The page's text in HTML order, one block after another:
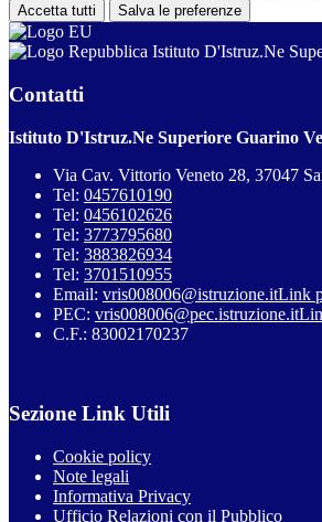
Accetta tutti Salva le preferenze
Istituto D'Istruz.Ne
Contatti
Istituto D'Istruz.Ne Superiore Guarino
Via Cav. Vittorio Veneto 28, 37047
Tel: 0457610190
Tel: 0456102626
Tel: 3773795680
Tel: 3883826934
Tel: 3701510955
Email: vris008006@istruzione.itLink
PEC: vris008006@pec.istruzione.it
C.F.: 83002170237
Sezione Link Utili
Cookie policy
Note legali
Informativa Privacy
Ufficio Relazioni con il Pubblico